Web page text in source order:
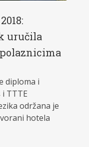
uručila
diploma i
TTTE
održana je
hotela